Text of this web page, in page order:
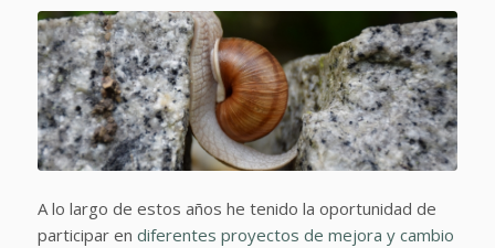
A lo largo de estos años he tenido la oportunidad de
participar en diferentes proyectos de mejora y cambio